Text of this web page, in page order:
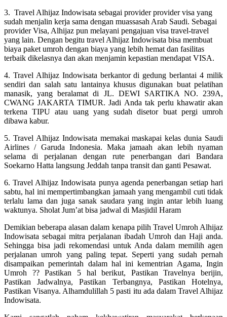
3. Travel Alhijaz Indowisata sebagai provider provider visa yang
sudah menjalin kerja sama dengan muassasah Arab Saudi. Sebagai
provider Visa, Alhijaz pun melayani pengajuan visa travel-travel
yang lain. Dengan begitu travel Alhijaz Indowisata bisa membuat
biaya paket umroh dengan biaya yang lebih hemat dan fasilitas
terbaik dikelasnya dan akan menjamin kepastian mendapat VISA.
4. Travel Alhijaz Indowisata berkantor di gedung berlantai 4 milik
sendiri dan salah satu lantainya khusus digunakan buat pelatihan
manasik, yang beralamat di JL. DEWI SARTIKA NO. 239A,
CWANG JAKARTA TIMUR. Jadi Anda tak perlu khawatir akan
terkena TIPU atau uang yang sudah disetor buat pergi umroh
dibawa kabur.
5. Travel Alhijaz Indowisata memakai maskapai kelas dunia Saudi
Airlines / Garuda Indonesia. Maka jamaah akan lebih nyaman
selama di perjalanan dengan rute penerbangan dari Bandara
Soekarno Hatta langsung Jeddah tanpa transit dan ganti Pesawat.
6. Travel Alhijaz Indowisata punya agenda penerbangan setiap hari
sabtu, hal ini mempertimbangkan jamaah yang mengambil cuti tidak
terlalu lama dan juga sanak saudara yang ingin antar lebih luang
waktunya. Sholat Jum’at bisa jadwal di Masjidil Haram
Demikian beberapa alasan dalam kenapa pilih Travel Umroh Alhijaz
Indowisata sebagai mitra perjalanan ibadah Umroh dan Haji anda.
Sehingga bisa jadi rekomendasi untuk Anda dalam memilih agen
perjalanan umroh yang paling tepat. Seperti yang sudah pernah
disampaikan pemerintah dalam hal ini kementrian Agama, Ingin
Umroh ?? Pastikan 5 hal berikut, Pastikan Travelnya berijin,
Pastikan Jadwalnya, Pastikan Terbangnya, Pastikan Hotelnya,
Pastikan Visanya. Alhamdulillah 5 pasti itu ada dalam Travel Alhijaz
Indowisata.